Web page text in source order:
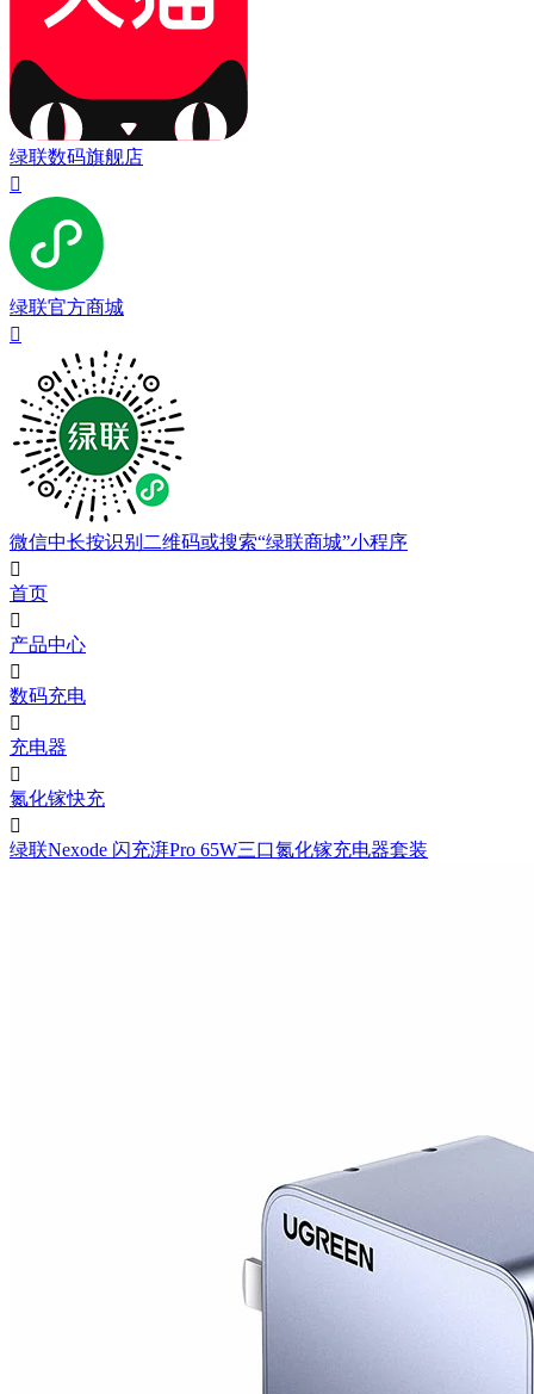
绿联数码旗舰店

绿联官方商城

微信中长按识别二维码或搜索“绿联商城”小程序

首页

产品中心

数码充电

充电器

氮化镓快充

绿联Nexode 闪充湃Pro 65W三口氮化镓充电器套装